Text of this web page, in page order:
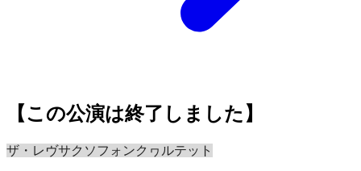
【この公演は終了しました】
ザ・レヴサクソフォンクヮルテット